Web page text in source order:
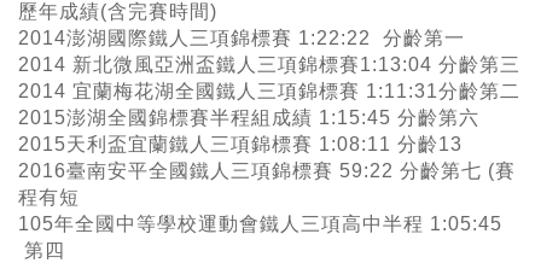
歷年成績(含完賽時間)
2014澎湖國際鐵人三項錦標賽 1:22:22 分齡第一
2014 新北微風亞洲盃鐵人三項錦標賽1:13:04 分齡第三
2014 宜蘭梅花湖全國鐵人三項錦標賽 1:11:31分齡第二
2015澎湖全國錦標賽半程組成績 1:15:45 分齡第六
2015天利盃宜蘭鐵人三項錦標賽 1:08:11 分齡13
2016臺南安平全國鐵人三項錦標賽 59:22 分齡第七 (賽
程有短
105年全國中等學校運動會鐵人三項高中半程 1:05:45
第四